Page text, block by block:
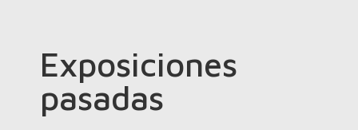
Exposiciones
pasadas